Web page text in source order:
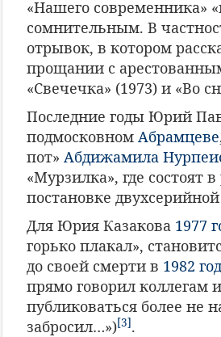
«Нашего современника»
сомнительным. В
отрывок, в котором
прощании с
«Свечечка» (1973) и «Во
Последние годы Юрий
подмосковном Абрамцеве
пот» Абдижамила
«Мурзилка», где состоят
постановке
Для Юрия Казакова 1977
горько плакал»,
до своей смерти в 1982
прямо говорил коллегам
публиковаться более не
забросил…»)[3].